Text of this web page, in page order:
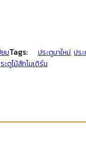
มTags: ประตูมาใหม่,ปร
ะตูไม้สักโมเดิร์น